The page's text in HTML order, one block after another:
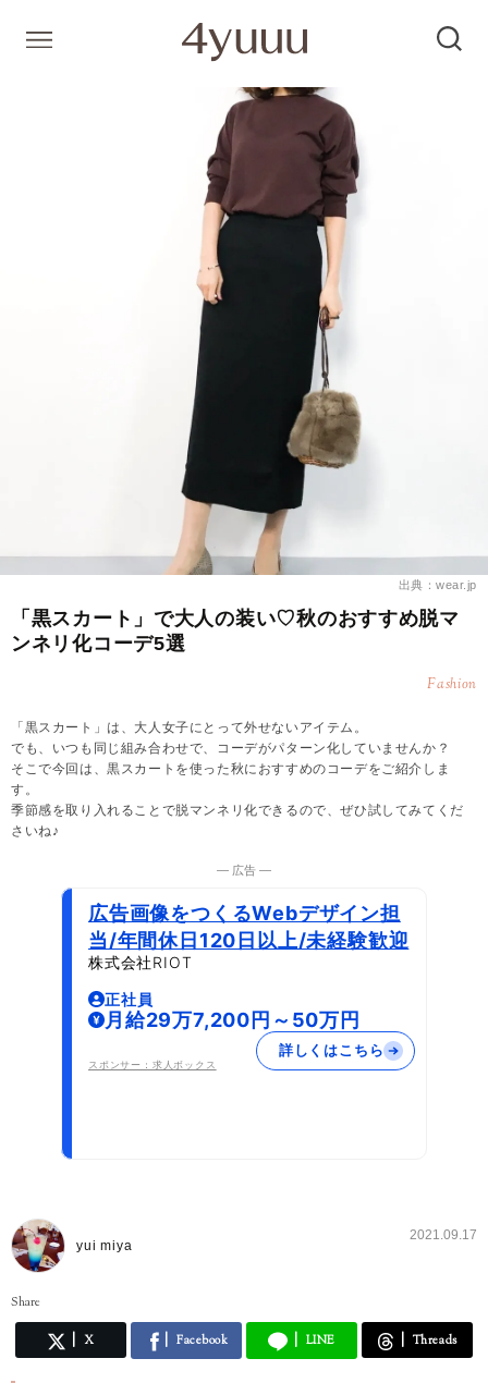
出典：wear.jp
「黒スカート」で大人の装い♡秋のおすすめ脱マ
ンネリ化コーデ5選
Fashion
「黒スカート」は、大人女子にとって外せないアイテム。
でも、いつも同じ組み合わせで、コーデがパターン化していませんか？
そこで今回は、黒スカートを使った秋におすすめのコーデをご紹介しま
す。
季節感を取り入れることで脱マンネリ化できるので、ぜひ試してみてくだ
さいね♪
― 広告 ―
広告画像をつくるWebデザイン担
当/年間休日120日以上/未経験歓迎
株式会社RIOT
正社員
月給29万7,200円～50万円
スポンサー：求人ボックス
詳しくはこちら
yui miya
2021.09.17
Share
X Facebook LINE Threads